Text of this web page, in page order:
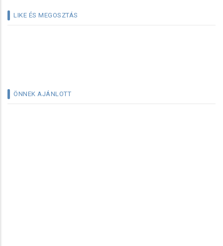
LIKE ÉS MEGOSZTÁS
ÖNNEK AJÁNLOTT